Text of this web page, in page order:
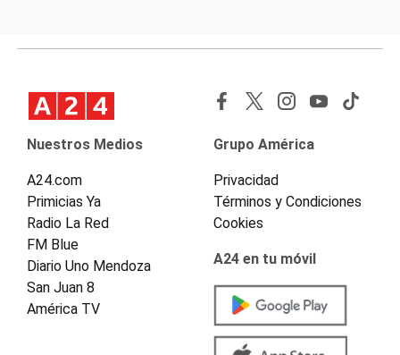
Nuestros Medios
A24.com
Primicias Ya
Radio La Red
FM Blue
Diario Uno Mendoza
San Juan 8
América TV
Grupo América
Privacidad
Términos y Condiciones
Cookies
A24 en tu móvil